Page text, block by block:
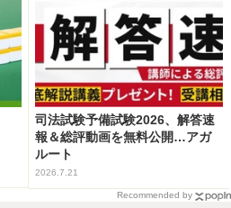
司法試験予備試験2026、解答速
報＆総評動画を無料公開…アガ
ルート
2026.7.21
Recommended by